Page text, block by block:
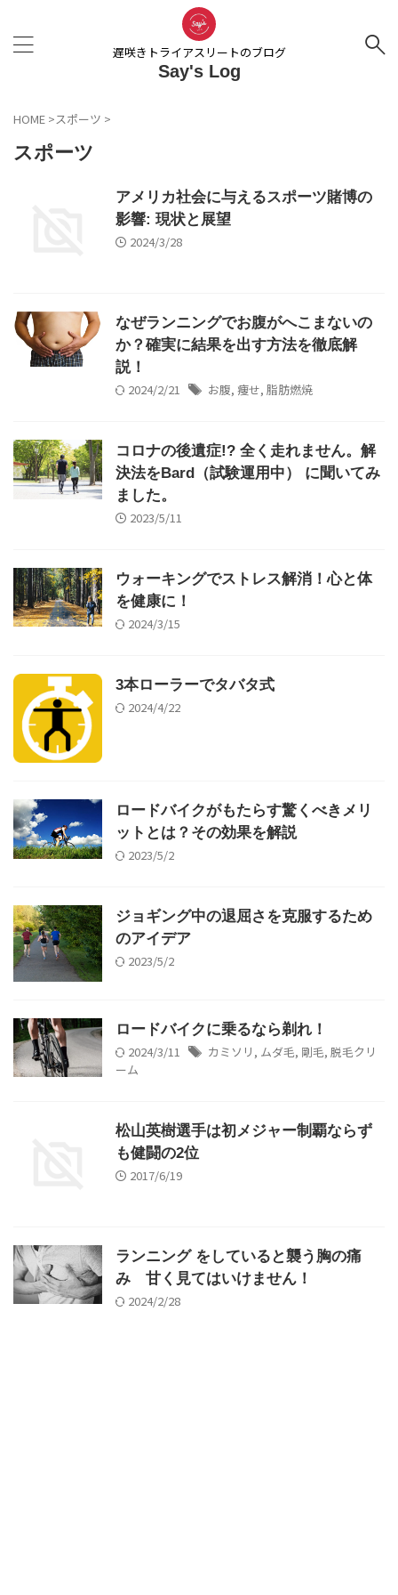
遅咲きトライアスリートのブログ
Say's Log
HOME >スポーツ >
スポーツ
アメリカ社会に与えるスポーツ賭博の
影響: 現状と展望
2024/3/28
なぜランニングでお腹がへこまないの
か？確実に結果を出す方法を徹底解
説！
2024/2/21
お腹, 痩せ, 脂肪燃焼
コロナの後遺症!? 全く走れません。解
決法をBard（試験運用中） に聞いてみ
ました。
2023/5/11
ウォーキングでストレス解消！心と体
を健康に！
2024/3/15
3本ローラーでタバタ式
2024/4/22
ロードバイクがもたらす驚くべきメリ
ットとは？その効果を解説
2023/5/2
ジョギング中の退屈さを克服するため
のアイデア
2023/5/2
ロードバイクに乗るなら剃れ！
2024/3/11
カミソリ , ムダ毛, 剛毛, 脱毛クリ
ーム
松山英樹選手は初メジャー制覇ならず
も健闘の2位
2017/6/19
ランニング をしていると襲う胸の痛
み 甘く見てはいけません！
2024/2/28